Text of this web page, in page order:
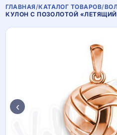
ГЛАВНАЯ/КАТАЛОГ ТОВАРОВ/
КУЛОН С ПОЗОЛОТОЙ
‹